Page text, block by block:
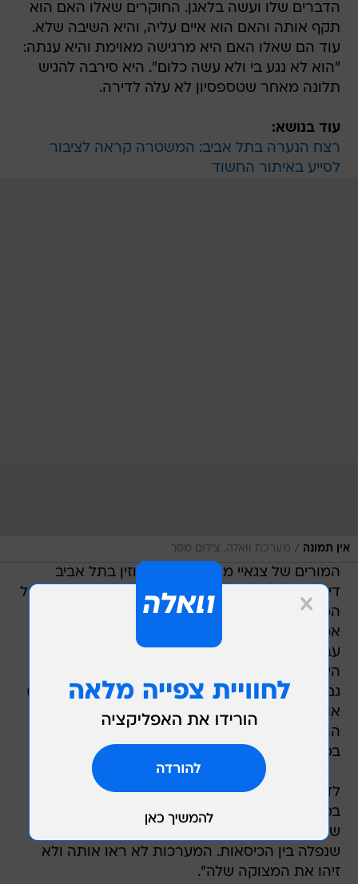
הדברים שלו ועשה בלאגן. החוקרים שאלו האם הוא
תקף אותה והאם הוא איים עליה, והיא השיבה שלא.
עוד הם שאלו האם היא מרגישה מאוימת והיא ענתה:
"הוא לא נגע בי ולא עשה כלום". היא סירבה להגיש
תלונה מאחר שטספסיון לא עלה לדירה.
עוד בנושא:
רצח הנערה בתל אביב: המשטרה קראה לציבור
לסייע באיתור החשוד
אין תמונה / מערכת וואלה, צילום מסך
המורים של צגאיי מבית הספר רוגוזין בתל אביב
דיווחו כמה פעמים למחלקת הרווחה ועדכנו אותה על
המצב המסוכן שבו היא נמצאת. אחת המורות שלה
אמרה כי בשל המבנה המשפחתי והעובדה שאמה
עבדה בניקיון עד שעות מאוחרות, במשך רוב שעות
היממה היא הייתה לבדה והוגדרה כנערה בסיכון.
גם בארגון אסף (ארגון סיוע לפליטים ומבקשי מקלט)
אומרים כי לפני כארבע שנים הם העבירו לשירותי
הרווחה דיווח בעניינה של צגאיי, וכי מדובר בילדה
בסיכון.
לדברי גורם במערכת אכיפת החוק, "מדובר לצערנו
בסיפור שבו המערכת התנהלה כאילו מדובר בילדה
שקופה". הוא אמר כי "מצטיירת תמונה קשה של מי
שנפלה בין הכיסאות. המערכות לא ראו אותה ולא
זיהו את המצוקה שלה".